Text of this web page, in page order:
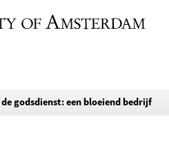
godsdienst: een bloeiend bedrijf